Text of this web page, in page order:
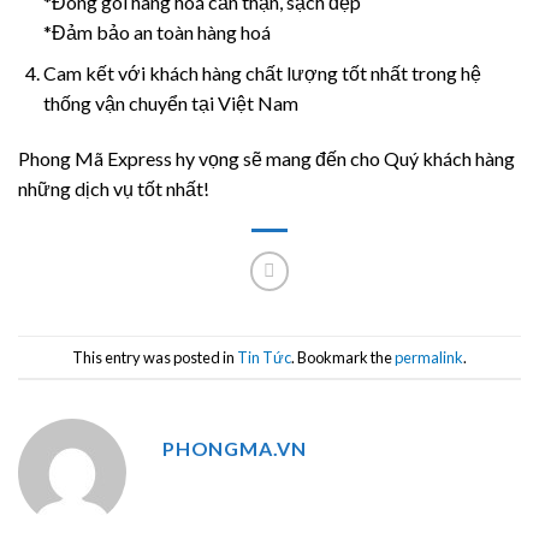
*Đảm bảo an toàn hàng hoá
Cam kết với khách hàng chất lượng tốt nhất trong hệ
thống vận chuyển tại Việt Nam
Phong Mã Express hy vọng sẽ mang đến cho Quý khách hàng
những dịch vụ tốt nhất!
This entry was posted in Tin Tức. Bookmark thepermalink.
PHONGMA.VN